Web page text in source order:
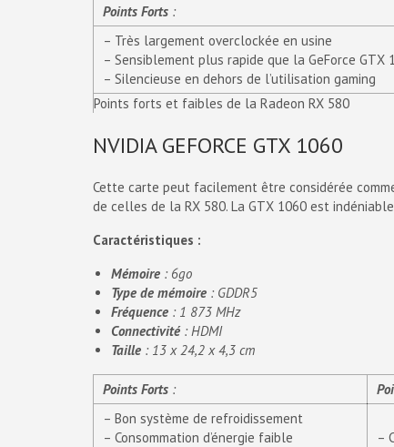
Points Forts :
– Très largement overclockée en usine
– Sensiblement plus rapide que la GeForce GTX
– Silencieuse en dehors de l’utilisation gaming
Points forts et faibles de la Radeon RX 580
NVIDIA GEFORCE GTX 1060
Cette carte peut facilement être considérée
de celles de la RX 580. La GTX 1060 est
Caractéristiques :
Mémoire : 6go
Type de mémoire : GDDR5
Fréquence : 1 873 MHz
Connectivité: HDMI
Taille : 13 x 24,2 x 4,3 cm
Points Forts :
– Bon système de refroidissement
– Consommation d’énergie faible
–